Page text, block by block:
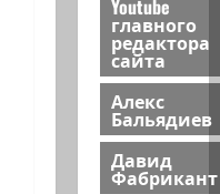
Youtube
главного
редактора
сайта
Алекс
Бальядиев
Давид
Фабрикант